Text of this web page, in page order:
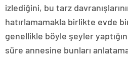
izlediğini, bu tarz
hatırlamamakla birlikte evde
genellikle böyle şeyler
süre annesine bunları